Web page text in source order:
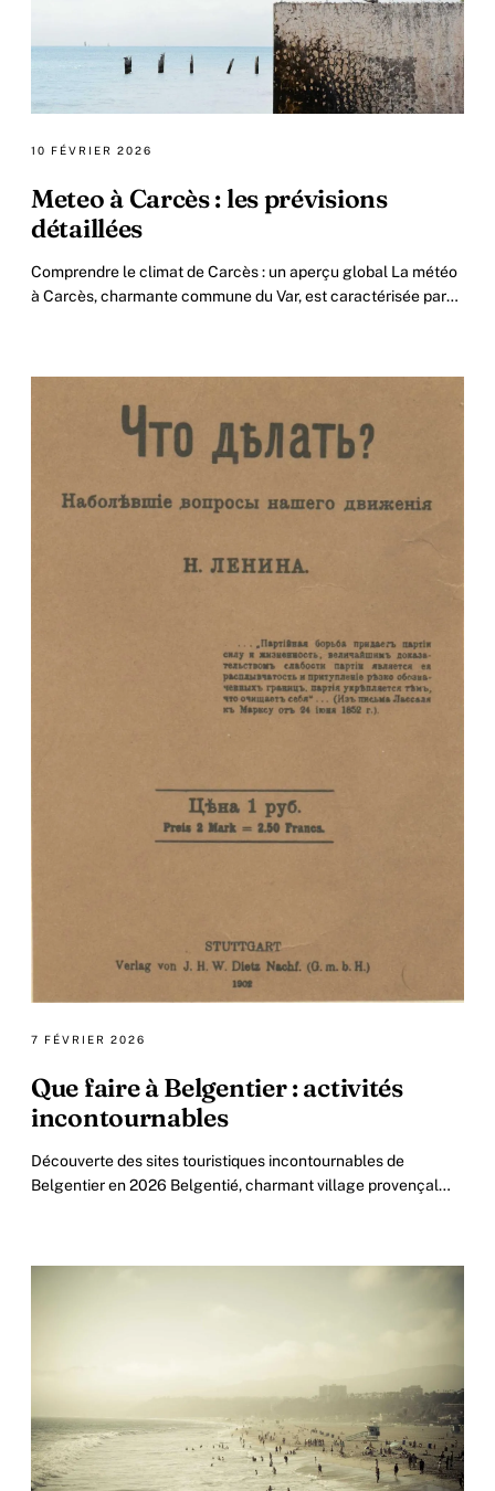
10 FÉVRIER 2026
Meteo à Carcès : les prévisions
détaillées
Comprendre le climat de Carcès : un aperçu global La météo
à Carcès, charmante commune du Var, est caractérisée par
7 FÉVRIER 2026
Que faire à Belgentier : activités
incontournables
Découverte des sites touristiques incontournables de
Belgentier en 2026 Belgentié, charmant village provençal